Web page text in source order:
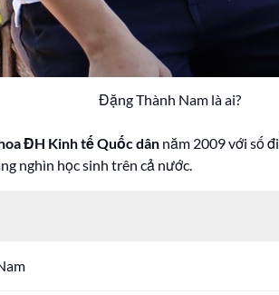
Đặng Thành Nam là ai?
ĐH Kinh tế Quốc dân năm 2009 với số
nghìn học sinh trên cả nước.